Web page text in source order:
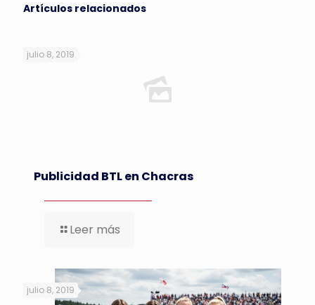
Artículos relacionados
julio 8, 2019
Publicidad BTL en Chacras
Leer más
julio 8, 2019